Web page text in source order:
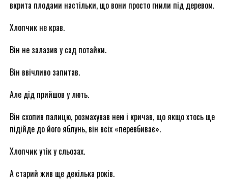
вкрита плодами настільки, що вони просто гнили під деревом.
Хлопчик не крав.
Він не залазив у сад потайки.
Він ввічливо запитав.
Але дід прийшов у лють.
Він схопив палицю, розмахував нею і кричав, що якщо хтось ще
підійде до його яблунь, він всіх «перевбиває».
Хлопчик утік у сльозах.
А старий жив ще декілька років.